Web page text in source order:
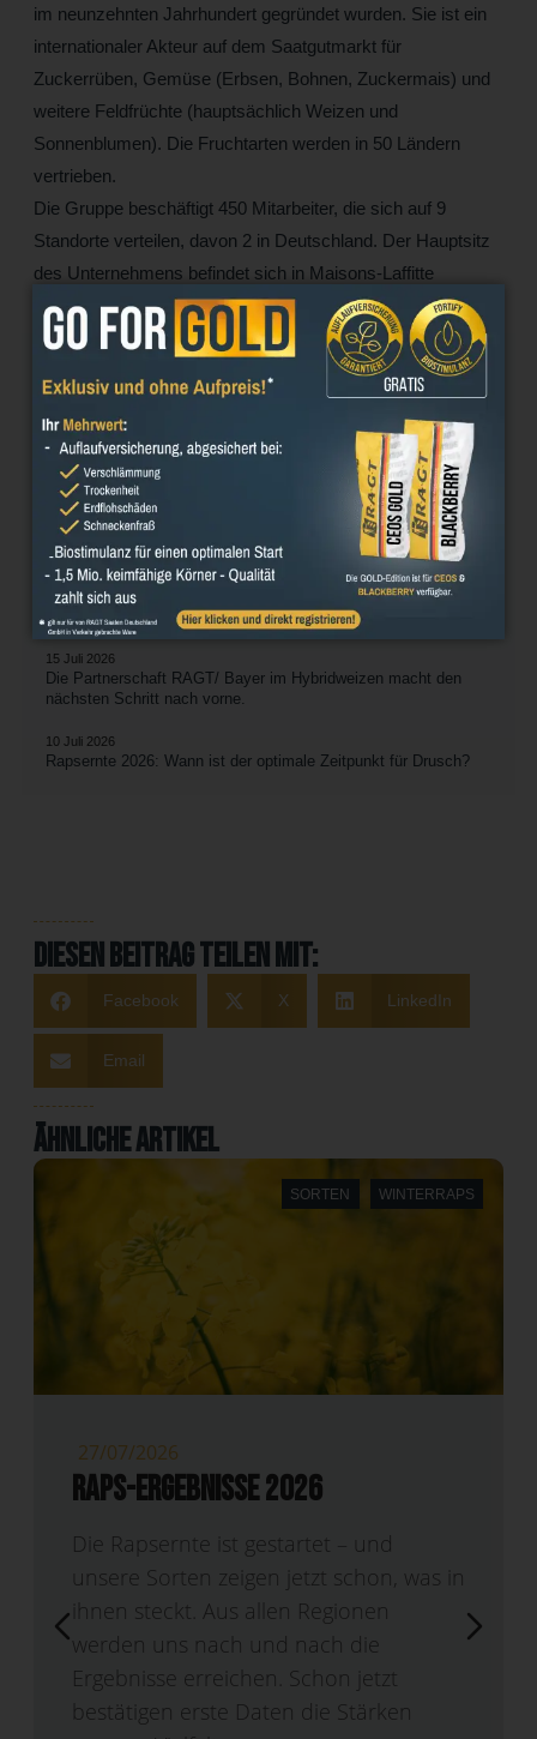
im neunzehnten Jahrhundert gegründet wurden. Sie ist ein
internationaler Akteur auf dem Saatgutmarkt für
Zuckerrüben, Gemüse (Erbsen, Bohnen, Zuckermais) und
weitere Feldfrüchte (hauptsächlich Weizen und
Sonnenblumen). Die Fruchtarten werden in 50 Ländern
vertrieben.
Die Gruppe beschäftigt 450 Mitarbeiter, die sich auf 9
Standorte verteilen, davon 2 in Deutschland. Der Hauptsitz
des Unternehmens befindet sich in Maisons-Laffitte
(Frankreich).
1 Juli 2026
18 Juni 2026
DLG Feldtage 2026 – Gemeinsam wächst mehr: RAGT und
Strube bündeln Vertrieb und stärken Sortenvielfalt
31 Juli 2026
Sorghumanbau – So funktioniert`s!
27 Juli 2026
Raps-Ergebnisse 2026
15 Juli 2026
Die Partnerschaft RAGT/ Bayer im Hybridweizen macht den
nächsten Schritt nach vorne.
10 Juli 2026
Rapsernte 2026: Wann ist der optimale Zeitpunkt für Drusch?
Diesen Beitrag teilen mit:
Facebook X LinkedIn
Email
Ähnliche Artikel
SORTEN WINTERRAPS
27/07/2026
Raps-Ergebnisse 2026
Die Rapsernte ist gestartet – und
unsere Sorten zeigen jetzt schon, was in
ihnen steckt. Aus allen Regionen
werden uns nach und nach die
Ergebnisse erreichen. Schon jetzt
bestätigen erste Daten die Stärken